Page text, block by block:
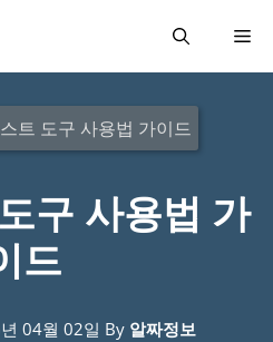
메
트 도구 사용법 가이드
구 사용법 가
드
04월 02일 By 알짜정보